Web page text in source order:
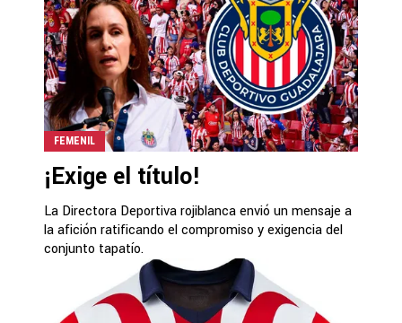
FEMENIL
¡Exige el título!
La Directora Deportiva rojiblanca envió un mensaje a
la afición ratificando el compromiso y exigencia del
conjunto tapatío.